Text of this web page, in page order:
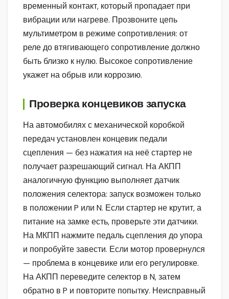
временный контакт, который пропадает при
вибрации или нагреве. Прозвоните цепь
мультиметром в режиме сопротивления: от
реле до втягивающего сопротивление должно
быть близко к нулю. Высокое сопротивление
укажет на обрыв или коррозию.
Проверка концевиков запуска
На автомобилях с механической коробкой
передач установлен концевик педали
сцепления — без нажатия на неё стартер не
получает разрешающий сигнал. На АКПП
аналогичную функцию выполняет датчик
положения селектора: запуск возможен только
в положении P или N. Если стартер не крутит, а
питание на замке есть, проверьте эти датчики.
На МКПП нажмите педаль сцепления до упора
и попробуйте завести. Если мотор провернулся
— проблема в концевике или его регулировке.
На АКПП переведите селектор в N, затем
обратно в P и повторите попытку. Неисправный